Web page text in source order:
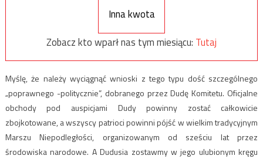
Inna kwota
Zobacz kto wparł nas tym miesiącu: Tutaj
Myślę, że należy wyciągnąć wnioski z tego typu dość szczególnego
„poprawnego -politycznie”, dobranego przez Dudę Komitetu. Oficjalne
obchody pod auspicjami Dudy powinny zostać całkowicie
zbojkotowane, a wszyscy patrioci powinni pójść w wielkim tradycyjnym
Marszu Niepodległości, organizowanym od sześciu lat przez
środowiska narodowe. A Dudusia zostawmy w jego ulubionym kręgu